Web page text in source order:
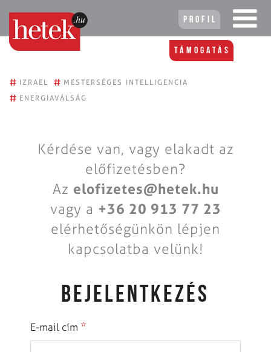
Profil
Támogatás
# IZRAEL # MESTERSÉGES INTELLIGENCIA
# ENERGIAVÁLSÁG
Kérdése van, vagy elakadt az
előfizetésben?
Az elofizetes@hetek.hu
vagy a +36 20 913 77 23
elérhetőségünkön lépjen
kapcsolatba velünk!
BEJELENTKEZÉS
E-mail cím *